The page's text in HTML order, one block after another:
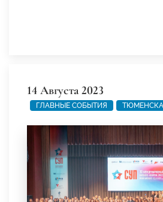
14 Августа 2023
ГЛАВНЫЕ СОБЫТИЯ